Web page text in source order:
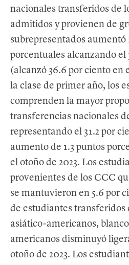
nacionales transferidos de
admitidos y provienen de
subrepresentados aumentó
porcentuales alcanzando el
(alcanzó 36.6 por ciento en
la clase de primer año, los
comprenden la mayor
transferencias nacionales
representando el 31.2 por
aumento de 1.3 puntos
el otoño de 2023. Los
provenientes de los CCC
se mantuvieron en 5.6 por
de estudiantes transferidos
asiático-americanos,
americanos disminuyó
otoño de 2023. Los